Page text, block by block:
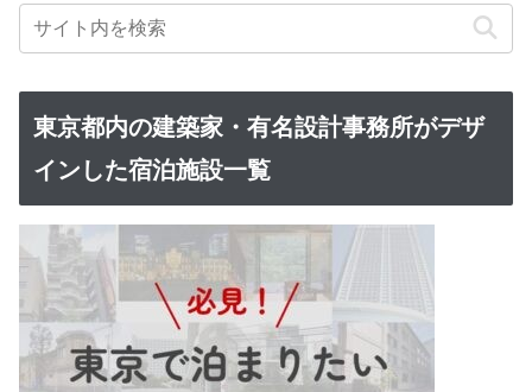
東京都内の建築家・有名設計事務所がデザ
インした宿泊施設一覧